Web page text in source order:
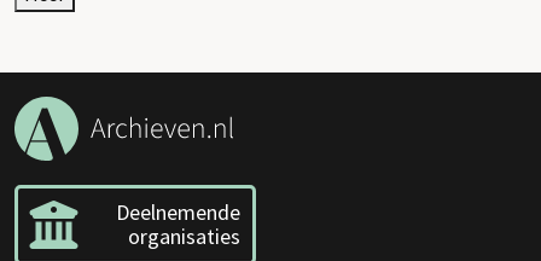
Deelnemende
organisaties